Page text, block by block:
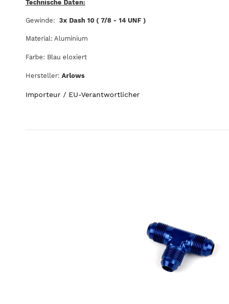
Technische Daten:
Gewinde: 3x Dash 10 ( 7/8 - 14 UNF )
Material: Aluminium
Farbe: Blau eloxiert
Hersteller: Arlows
Importeur / EU-Verantwortlicher